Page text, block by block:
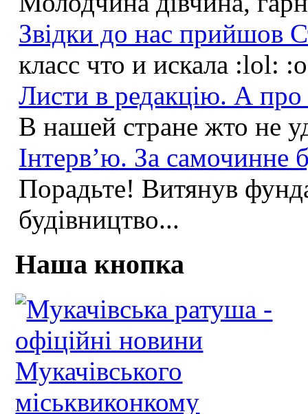
Звідки до нас прийшов
класс что и искала :lol:
Листи в редакцію. А
В нашей стране жто не
Інтерв’ю. За самочинне
Порадьте! Витянув
будівництво...
Наша кнопка